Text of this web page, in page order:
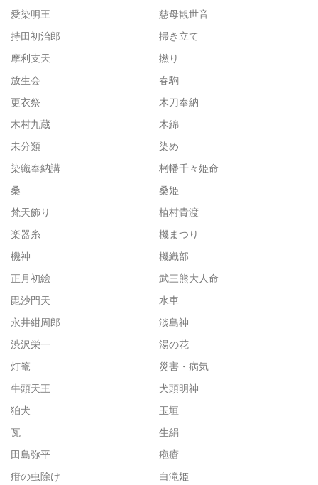
愛染明王
慈母観世音
持田初治郎
掃き立て
摩利支天
撚り
放生会
春駒
更衣祭
木刀奉納
木村九蔵
木綿
未分類
染め
染織奉納講
栲幡千々姫命
桑
桑姫
梵天飾り
植村貴渡
楽器糸
機まつり
機神
機織部
正月初絵
武三熊大人命
毘沙門天
水車
永井紺周郎
淡島神
渋沢栄一
湯の花
灯篭
災害・病気
牛頭天王
犬頭明神
狛犬
玉垣
瓦
生絹
田島弥平
疱瘡
疳の虫除け
白滝姫